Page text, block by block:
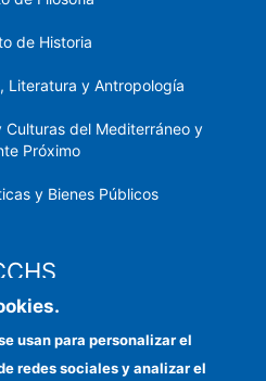
de Historia
Literatura y Antropología
del Mediterráneo y
Próximo
y Bienes Públicos
institucional
usan para personalizar el
redes sociales y analizar el